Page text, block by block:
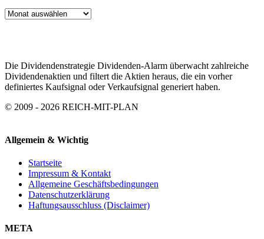
ARTIKEL
Die Dividendenstrategie Dividenden-Alarm überwacht zahlreiche
Dividendenaktien und filtert die Aktien heraus, die ein vorher
definiertes Kaufsignal oder Verkaufsignal generiert haben.
© 2009 - 2026 REICH-MIT-PLAN
Allgemein & Wichtig
Startseite
Impressum & Kontakt
Allgemeine Geschäftsbedingungen
Datenschutzerklärung
Haftungsausschluss (Disclaimer)
META